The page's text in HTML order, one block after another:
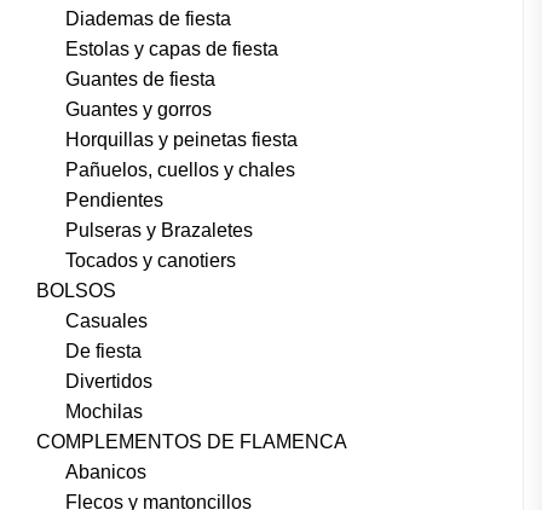
Diademas de fiesta
Estolas y capas de fiesta
Guantes de fiesta
Guantes y gorros
Horquillas y peinetas fiesta
Pañuelos, cuellos y chales
Pendientes
Pulseras y Brazaletes
Tocados y canotiers
BOLSOS
Casuales
De fiesta
Divertidos
Mochilas
COMPLEMENTOS DE FLAMENCA
Abanicos
Flecos y mantoncillos